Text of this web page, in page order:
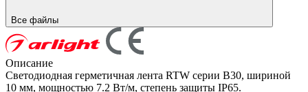
Все файлы
Описание
Светодиодная герметичная лента RTW серии B30, шириной
10 мм, мощностью 7.2 Вт/м, степень защиты IP65.